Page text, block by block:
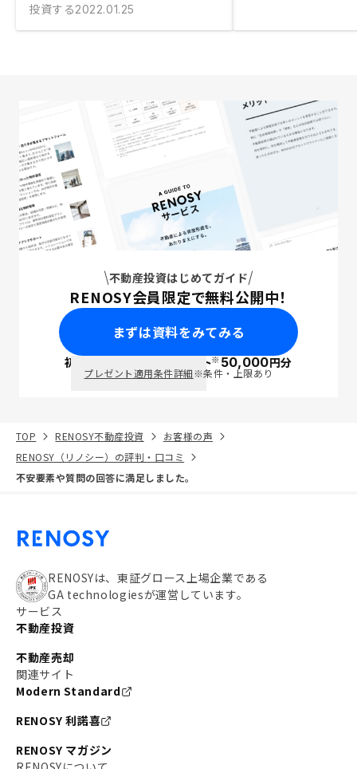
投資する2022.01.25
不動産投資はじめてガイド
RENOSY会員限定で無料公開中！
まずは資料をみてみる
初回面談で ポイント※50,000円分
プレゼント適用条件詳細※条件・上限あり
TOP RENOSY不動産投資
お客様の声
RENOSY（リノシー）の評判・口コミ
不安要素や質問の回答に満足しました。
RENOSYは、東証グロース上場企業である
GA technologiesが運営しています。
サービス
不動産投資
不動産売却
関連サイト
Modern Standard
RENOSY 利諾喜
RENOSY マガジン